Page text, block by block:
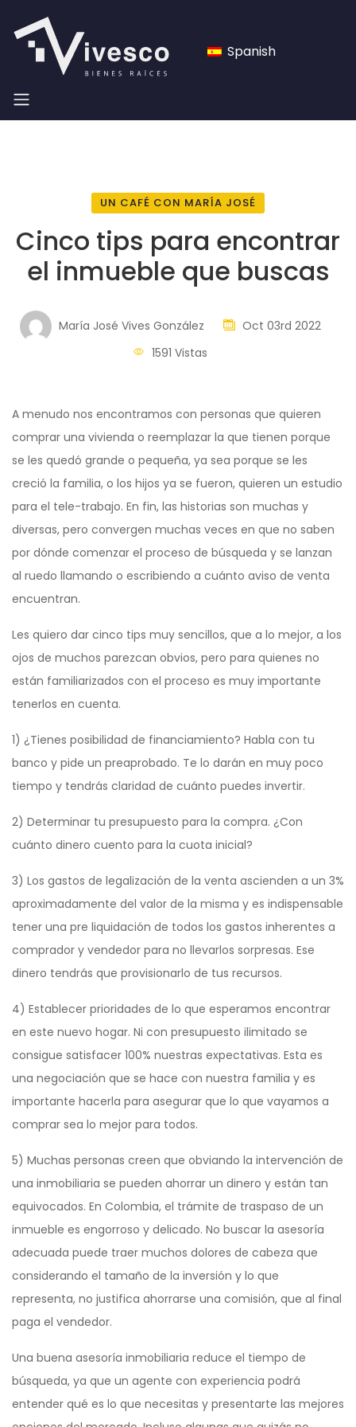
Spanish
UN CAFÉ CON MARÍA JOSÉ
Cinco tips para encontrar
el inmueble que buscas
María José Vives González
Oct 03rd 2022
1591 Vistas
A menudo nos encontramos con personas que quieren
comprar una vivienda o reemplazar la que tienen porque
se les quedó grande o pequeña, ya sea porque se les
creció la familia, o los hijos ya se fueron, quieren un estudio
para el tele-trabajo. En fin, las historias son muchas y
diversas, pero convergen muchas veces en que no saben
por dónde comenzar el proceso de búsqueda y se lanzan
al ruedo llamando o escribiendo a cuánto aviso de venta
encuentran.
Les quiero dar cinco tips muy sencillos, que a lo mejor, a los
ojos de muchos parezcan obvios, pero para quienes no
están familiarizados con el proceso es muy importante
tenerlos en cuenta.
1) ¿Tienes posibilidad de financiamiento? Habla con tu
banco y pide un preaprobado. Te lo darán en muy poco
tiempo y tendrás claridad de cuánto puedes invertir.
2) Determinar tu presupuesto para la compra. ¿Con
cuánto dinero cuento para la cuota inicial?
3) Los gastos de legalización de la venta ascienden a un 3%
aproximadamente del valor de la misma y es indispensable
tener una pre liquidación de todos los gastos inherentes a
comprador y vendedor para no llevarlos sorpresas. Ese
dinero tendrás que provisionarlo de tus recursos.
4) Establecer prioridades de lo que esperamos encontrar
en este nuevo hogar. Ni con presupuesto ilimitado se
consigue satisfacer 100% nuestras expectativas. Esta es
una negociación que se hace con nuestra familia y es
importante hacerla para asegurar que lo que vayamos a
comprar sea lo mejor para todos.
5) Muchas personas creen que obviando la intervención de
una inmobiliaria se pueden ahorrar un dinero y están tan
equivocados. En Colombia, el trámite de traspaso de un
inmueble es engorroso y delicado. No buscar la asesoría
adecuada puede traer muchos dolores de cabeza que
considerando el tamaño de la inversión y lo que
representa, no justifica ahorrarse una comisión, que al final
paga el vendedor.
Una buena asesoría inmobiliaria reduce el tiempo de
búsqueda, ya que un agente con experiencia podrá
entender qué es lo que necesitas y presentarte las mejores